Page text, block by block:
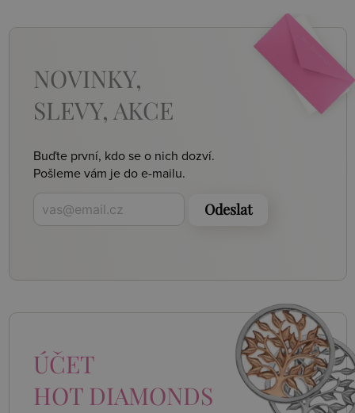
NOVINKY,
SLEVY, AKCE
Buďte první, kdo se o nich dozví.
Pošleme vám je do e-mailu.
Odeslat
ÚČET
HOT DIAMONDS